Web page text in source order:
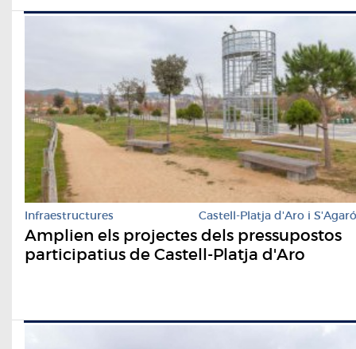
Infraestructures Castell-Platja d'Aro i S'Agaró
Amplien els projectes dels pressupostos
participatius de Castell-Platja d'Aro